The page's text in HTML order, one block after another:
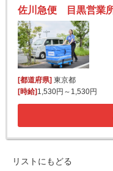
[都道府県] 東京都
[時給] 1,530円～1,530円
リストにもどる